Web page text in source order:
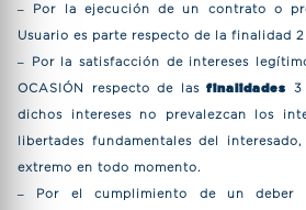
– Por la ejecución de un contrato o
Usuario es parte respecto de la finalidad 2
– Por la satisfacción de intereses
OCASIÓN respecto de las finalidades 3
dichos intereses no prevalezcan los
libertades fundamentales del
extremo en todo momento.
– Por el cumplimiento de un deber